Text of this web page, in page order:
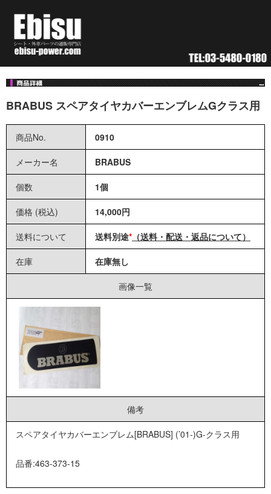
BRABUS スペアタイヤカバーエンブレムGクラス用
商品No. 0910
メーカー名 BRABUS
個数 1個
価格 (税込) 14,000円
送料について 送料別途* （送料・配送・返品について）
在庫 在庫無し
画像一覧
備考
スペアタイヤカバーエンブレム[BRABUS] (’01-)G-クラス用
品番:463-373-15